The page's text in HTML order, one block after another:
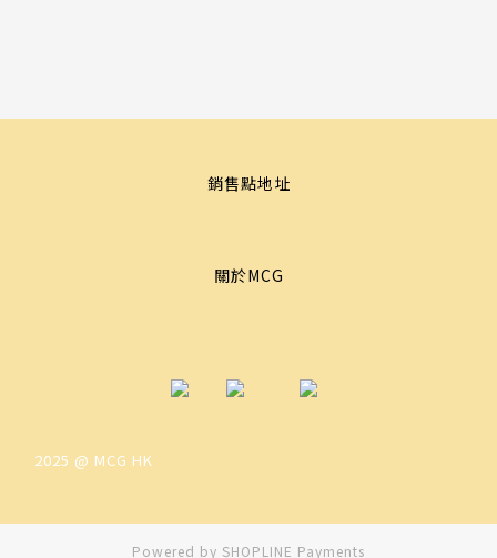
銷售點地址
關於MCG
2025 @ MCG HK
Powered by SHOPLINE Payments